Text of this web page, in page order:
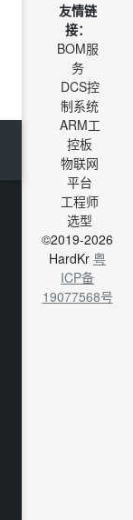
友情链
接：
BOM服
务
DCS控
制系统
ARM工
控板
物联网
平台
工程师
选型
©2019-2026
HardKr 粤
ICP备
19077568号